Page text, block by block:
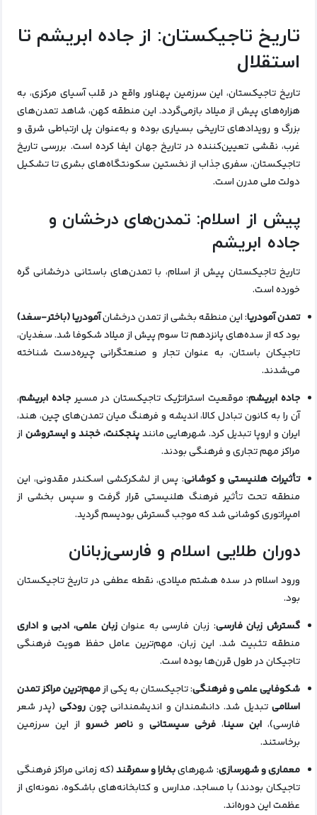
تاریخ تاجیکستان: از جاده ابریشم تا
استقلال
تاریخ تاجیکستان، این سرزمین پهناور واقع در قلب آسیای مرکزی، به
هزاره‌های پیش از میلاد بازمی‌گردد. این منطقه کهن، شاهد تمدن‌های
بزرگ و رویدادهای تاریخی بسیاری بوده و به‌عنوان پل ارتباطی شرق و
غرب، نقشی تعیین‌کننده در تاریخ جهان ایفا کرده است. بررسی تاریخ
تاجیکستان، سفری جذاب از نخستین سکونتگاه‌های بشری تا تشکیل
دولت ملی مدرن است.
پیش از اسلام: تمدن‌های درخشان و
جاده ابریشم
تاریخ تاجیکستان پیش از اسلام، با تمدن‌های باستانی درخشانی گره
خورده است.
تمدن آمودریا: این منطقه بخشی از تمدن درخشانآمودریا (باختر-سغد)
بود که از سده‌های پانزدهم تا سوم پیش از میلاد شکوفا شد. سغدیان،
تاجیکان باستان، به عنوان تجار و صنعتگرانی چیره‌دست شناخته
می‌شدند.
جاده ابریشم: موقعیت استراتژیک تاجیکستان در مسیرجاده ابریشم،
آن را به کانون تبادل کالا، اندیشه و فرهنگ میان تمدن‌های چین، هند،
ایران و اروپا تبدیل کرد. شهرهایی مانندپنجکنت، خجند و ایستروشن از
مراکز مهم تجاری و فرهنگی بودند.
تأثیرات هلنیستی و کوشانی: پس از لشکرکشی اسکندر مقدونی، این
منطقه تحت تأثیر فرهنگ هلنیستی قرار گرفت و سپس بخشی از
امپراتوری کوشانی شد که موجب گسترش بودیسم گردید.
دوران طلایی اسلام و فارسی‌زبانان
ورود اسلام در سده هشتم میلادی، نقطه عطفی در تاریخ تاجیکستان
بود.
گسترش زبان فارسی: زبان فارسی به عنوانزبان علمی، ادبی و اداری
منطقه تثبیت شد. این زبان، مهم‌ترین عامل حفظ هویت فرهنگی
تاجیکان در طول قرن‌ها بوده است.
شکوفایی علمی و فرهنگی: تاجیکستان به یکی ازمهم‌ترین مراکز تمدن
اسلامیتبدیل شد. دانشمندان و اندیشمندانی چونرودکی (پدر شعر
فارسی)، ابن سینا، فرخی سیستانی و ناصر خسرو از این سرزمین
برخاستند.
معماری و شهرسازی: شهرهایبخارا و سمرقند(که زمانی مراکز فرهنگی
تاجیکان بودند) با مساجد، مدارس و کتابخانه‌های باشکوه، نمونه‌ای از
عظمت این دوره‌اند.